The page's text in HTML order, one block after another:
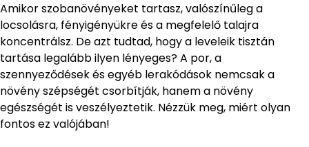
Amikor szobanövényeket tartasz, valószínűleg a
locsolásra, fényigényükre és a megfelelő talajra
koncentrálsz. De azt tudtad, hogy a leveleik tisztán
tartása legalább ilyen lényeges? A por, a
szennyeződések és egyéb lerakódások nemcsak a
növény szépségét csorbítják, hanem a növény
egészségét is veszélyeztetik. Nézzük meg, miért olyan
fontos ez valójában!